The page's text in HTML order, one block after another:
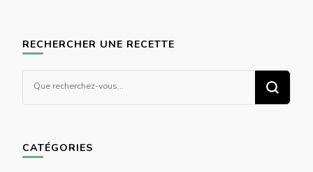
RECHERCHER UNE RECETTE
CATÉGORIES